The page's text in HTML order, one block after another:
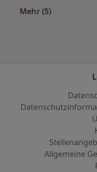
Mehr (5)
Allgemeine